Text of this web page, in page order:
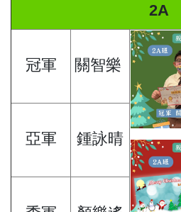
2A
冠軍 關智樂
亞軍 鍾詠晴